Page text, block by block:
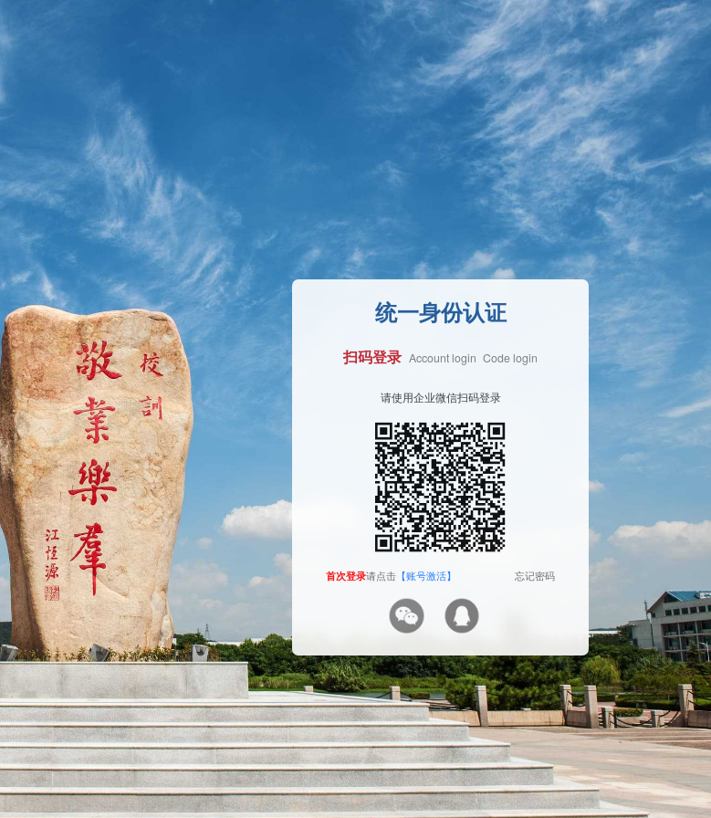
统一身份认证
扫码登录 Account login Code login
请点击【账号激活】
Send verification code
请点击【账号激活】
Face Login
The camera will be turned on soon. Please pay
attention to your privacy
请使用企业微信扫码登录
首次登录请点击 【账号激活】 忘记密码